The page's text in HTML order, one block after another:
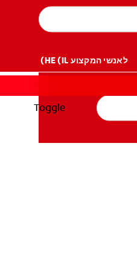
לאנשי המקצוע HE (IL)
Toggle